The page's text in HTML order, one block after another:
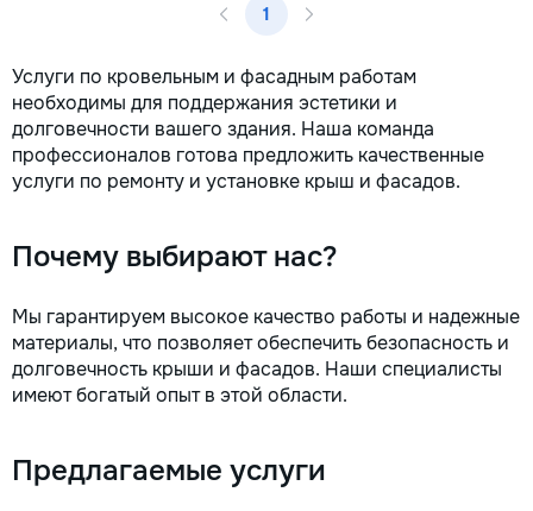
1
Услуги по кровельным и фасадным работам
необходимы для поддержания эстетики и
долговечности вашего здания. Наша команда
профессионалов готова предложить качественные
услуги по ремонту и установке крыш и фасадов.
Почему выбирают нас?
Мы гарантируем высокое качество работы и надежные
материалы, что позволяет обеспечить безопасность и
долговечность крыши и фасадов. Наши специалисты
имеют богатый опыт в этой области.
Предлагаемые услуги